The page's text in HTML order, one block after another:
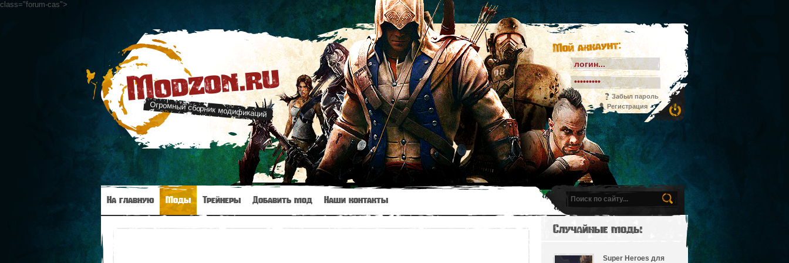
class="forum-cas">
Modzon.ru
Огромный сборник модификаций
Мой аккаунт:
Забыл пароль
Регистрация
На главную Моды Трейнеры Добавить мод Наши контакты
Случайные моды
Super Heroes для